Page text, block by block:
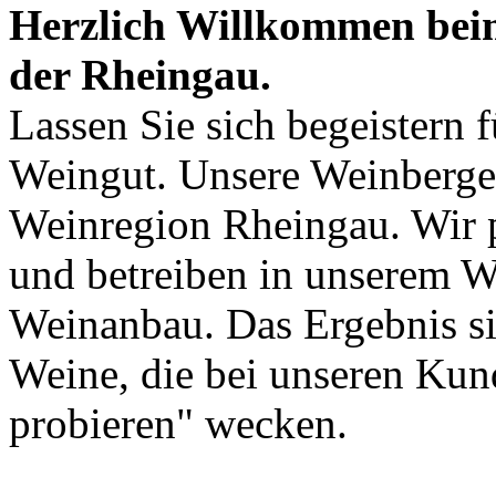
Herzlich Willkommen
der Rheingau.
Lassen Sie sich begeistern
Weingut. Unsere
Weinregion Rheingau. Wir
und betreiben in unserem
Weinanbau. Das Ergebnis
Weine, die bei unseren
probieren" wecken.